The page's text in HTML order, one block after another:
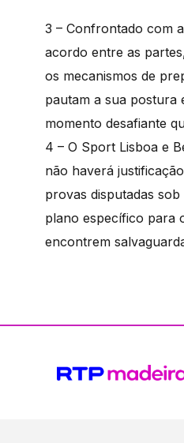
3 – Confrontado com
acordo entre as
os mecanismos de
pautam a sua postura
momento desafiante
4 – O Sport Lisboa e
não haverá
provas disputadas
plano específico para
encontrem